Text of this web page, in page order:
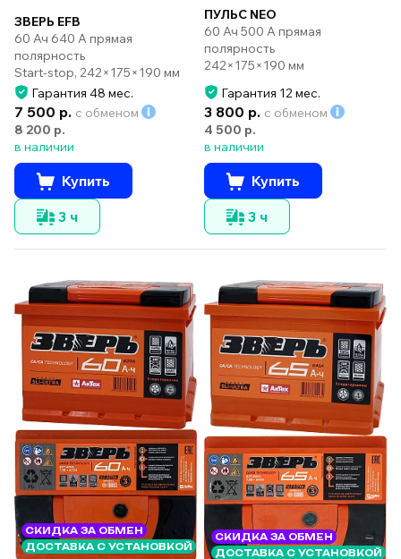
ЗВЕРЬ EFB
60 Ач 640 А прямая
полярность
Start-stop, 242×175×190 мм
Гарантия 48 мес.
7 500 р. с обменом
8 200 р.
в наличии
Купить
3 ч
ПУЛЬС NEO
60 Ач 500 А прямая
полярность
242×175×190 мм
Гарантия 12 мес.
3 800 р. с обменом
4 500 р.
в наличии
Купить
3 ч
СКИДКА ЗА ОБМЕН
ДОСТАВКА С УСТАНОВКОЙ
СКИДКА ЗА ОБМЕН
ДОСТАВКА С УСТАНОВКОЙ